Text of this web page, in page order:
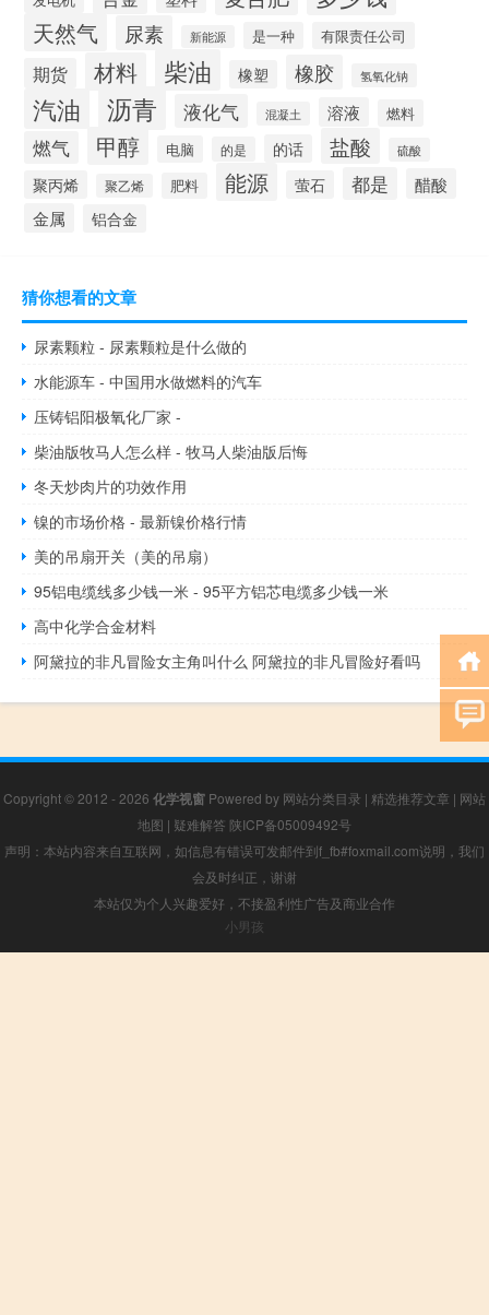
天然气 尿素 新能源 是一种 有限责任公司
期货 材料 柴油 橡塑 橡胶 氢氧化钠
汽油 沥青 液化气 混凝土 溶液 燃料
燃气 甲醇 电脑 的是 的话 盐酸 硫酸
聚丙烯 聚乙烯 肥料 能源 萤石 都是 醋酸
金属 铝合金
猜你想看的文章
尿素颗粒 - 尿素颗粒是什么做的
水能源车 - 中国用水做燃料的汽车
压铸铝阳极氧化厂家 -
柴油版牧马人怎么样 - 牧马人柴油版后悔
冬天炒肉片的功效作用
镍的市场价格 - 最新镍价格行情
美的吊扇开关（美的吊扇）
95铝电缆线多少钱一米 - 95平方铝芯电缆多少钱一米
高中化学合金材料
阿黛拉的非凡冒险女主角叫什么 阿黛拉的非凡冒险好看吗
Copyright © 2012 - 2026 化学视窗 Powered by 网站分类目录 | 精选推荐文章 | 网站
地图 | 疑难解答 陕ICP备05009492号
声明：本站内容来自互联网，如信息有错误可发邮件到f_fb#foxmail.com说明，我们
会及时纠正，谢谢
本站仅为个人兴趣爱好，不接盈利性广告及商业合作
小男孩